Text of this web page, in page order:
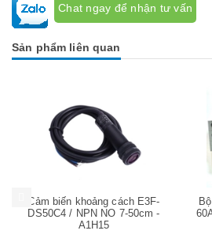
Chat ngay để nhận tư vấn
Sản phẩm liên quan
Cảm biến khoảng cách E3F-
DS50C4 / NPN NO 7-50cm -
A1H15
Mua